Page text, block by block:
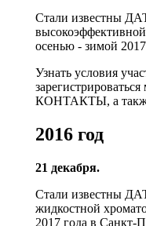
Стали известны
осенью - зимой
Узнать условия
КОНТАКТЫ, а также
2016 год
21 декабря.
Стали известны
жидкостной
2017 года в Санкт-